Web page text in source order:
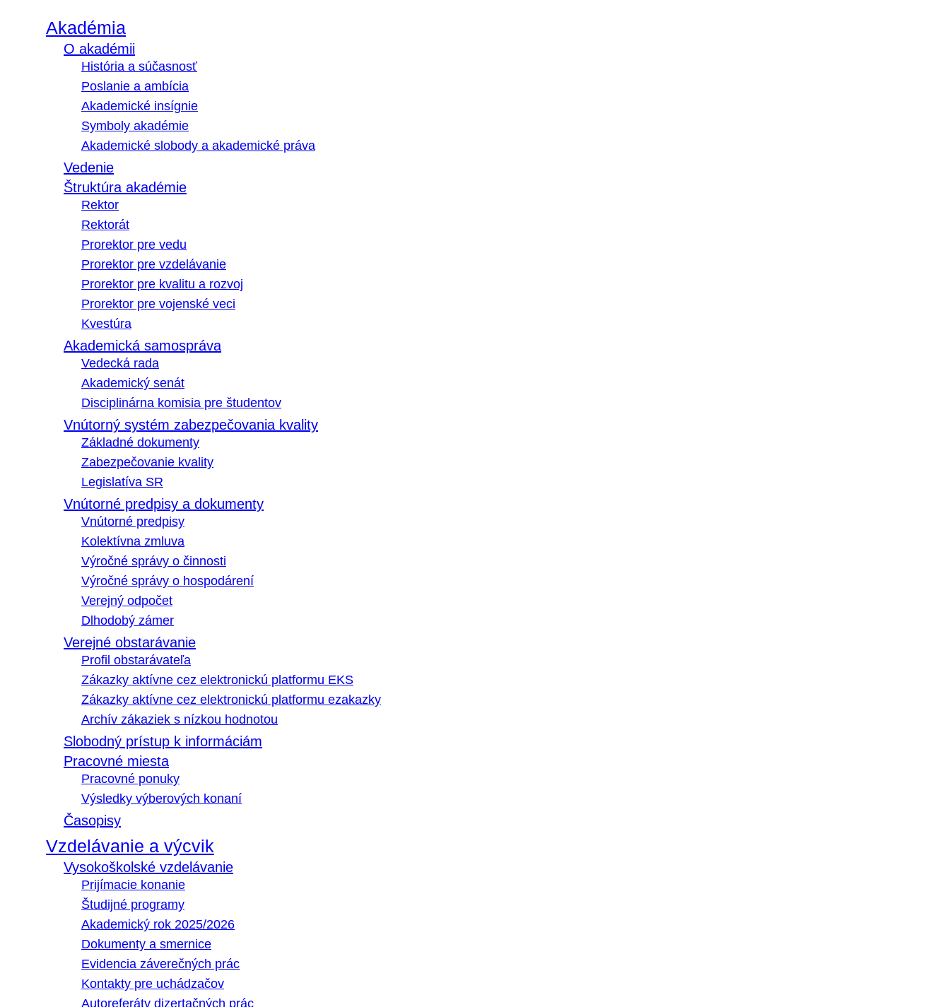
Akadémia
O akadémii
História a súčasnosť
Poslanie a ambícia
Akademické insígnie
Symboly akadémie
Akademické slobody a akademické práva
Vedenie
Štruktúra akadémie
Rektor
Rektorát
Prorektor pre vedu
Prorektor pre vzdelávanie
Prorektor pre kvalitu a rozvoj
Prorektor pre vojenské veci
Kvestúra
Akademická samospráva
Vedecká rada
Akademický senát
Disciplinárna komisia pre študentov
Vnútorný systém zabezpečovania kvality
Základné dokumenty
Zabezpečovanie kvality
Legislatíva SR
Vnútorné predpisy a dokumenty
Vnútorné predpisy
Kolektívna zmluva
Výročné správy o činnosti
Výročné správy o hospodárení
Verejný odpočet
Dlhodobý zámer
Verejné obstarávanie
Profil obstarávateľa
Zákazky aktívne cez elektronickú platformu EKS
Zákazky aktívne cez elektronickú platformu ezakazky
Archív zákaziek s nízkou hodnotou
Slobodný prístup k informáciám
Pracovné miesta
Pracovné ponuky
Výsledky výberových konaní
Časopisy
Vzdelávanie a výcvik
Vysokoškolské vzdelávanie
Prijímacie konanie
Študijné programy
Akademický rok 2025/2026
Dokumenty a smernice
Evidencia záverečných prác
Kontakty pre uchádzačov
Autoreferáty dizertačných prác